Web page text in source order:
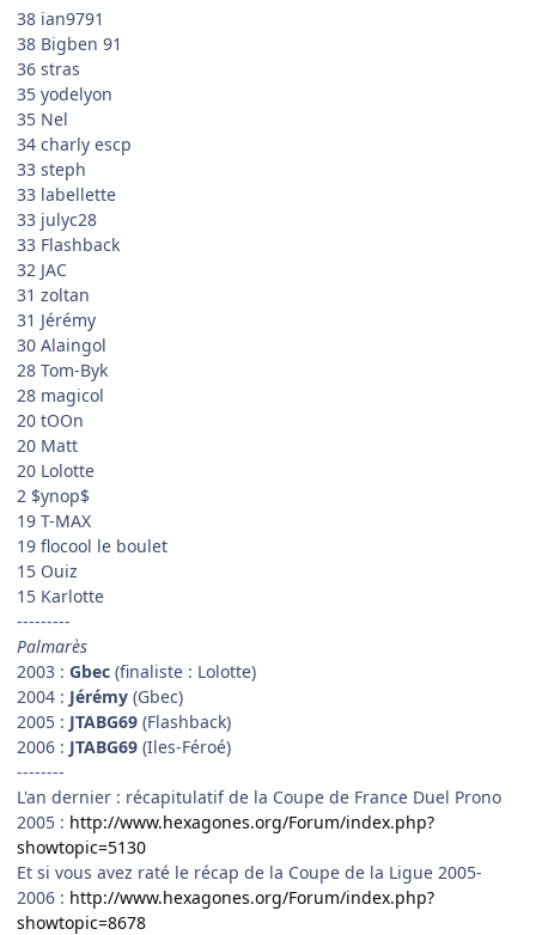
38 ian9791
38 Bigben 91
36 stras
35 yodelyon
35 Nel
34 charly escp
33 steph
33 labellette
33 julyc28
33 Flashback
32 JAC
31 zoltan
31 Jérémy
30 Alaingol
28 Tom-Byk
28 magicol
20 tOOn
20 Matt
20 Lolotte
2 $ynop$
19 T-MAX
19 flocool le boulet
15 Ouiz
15 Karlotte
---------
Palmarès
2003 : Gbec (finaliste : Lolotte)
2004 : Jérémy (Gbec)
2005 : JTABG69 (Flashback)
2006 : JTABG69 (Iles-Féroé)
--------
L'an dernier : récapitulatif de la Coupe de France Duel Prono
2005 : http://www.hexagones.org/Forum/index.php?
showtopic=5130
Et si vous avez raté le récap de la Coupe de la Ligue 2005-
2006 : http://www.hexagones.org/Forum/index.php?
showtopic=8678